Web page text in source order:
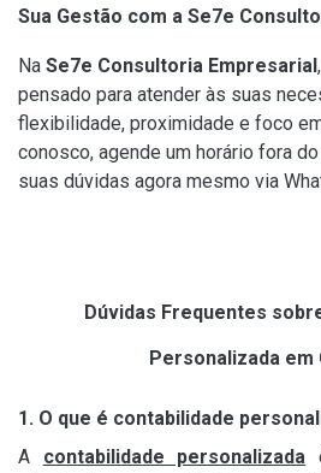
Sua Gestão com a Se7e
Na Se7e Consultoria Empresarial
pensado para atender às suas
flexibilidade, proximidade e foco
conosco, agende um horário fora
suas dúvidas agora mesmo via
Dúvidas Frequentes
Personalizada em
1. O que é contabilidade
A contabilidade personalizada